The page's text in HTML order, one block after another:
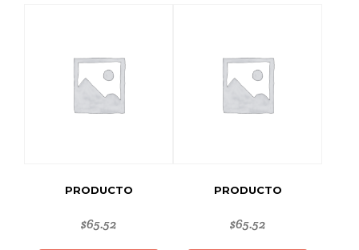
PRODUCTO
$65.52
PRODUCTO
$65.52